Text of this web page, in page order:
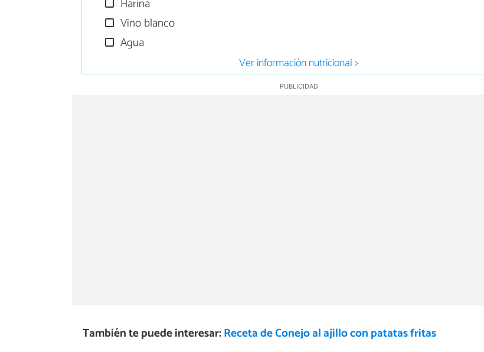
Harina
Vino blanco
Agua
Ver información nutricional >
También te puede interesar:Receta de Conejo al ajillo con patatas fritas